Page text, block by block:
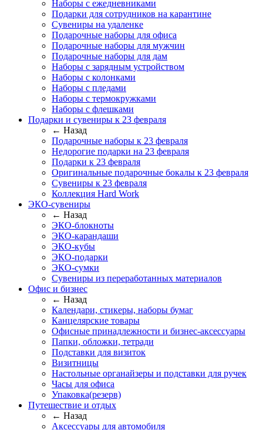
Наборы с ежедневниками
Подарки для сотрудников на карантине
Сувениры на удаленке
Подарочные наборы для офиса
Подарочные наборы для мужчин
Подарочные наборы для дам
Наборы с зарядным устройством
Наборы с колонками
Наборы с пледами
Наборы с термокружками
Наборы с флешками
Подарки и сувениры к 23 февраля
← Назад
Подарочные наборы к 23 февраля
Недорогие подарки на 23 февраля
Подарки к 23 февраля
Оригинальные подарочные бокалы к 23 февраля
Сувениры к 23 февраля
Коллекция Hard Work
ЭКО-сувениры
← Назад
ЭКО-блокноты
ЭКО-карандаши
ЭКО-кубы
ЭКО-подарки
ЭКО-сумки
Сувениры из переработанных материалов
Офис и бизнес
← Назад
Календари, стикеры, наборы бумаг
Канцелярские товары
Офисные принадлежности и бизнес-аксессуары
Папки, обложки, тетради
Подставки для визиток
Визитницы
Настольные органайзеры и подставки для ручек
Часы для офиса
Упаковка(резерв)
Путешествие и отдых
← Назад
Аксессуары для автомобиля